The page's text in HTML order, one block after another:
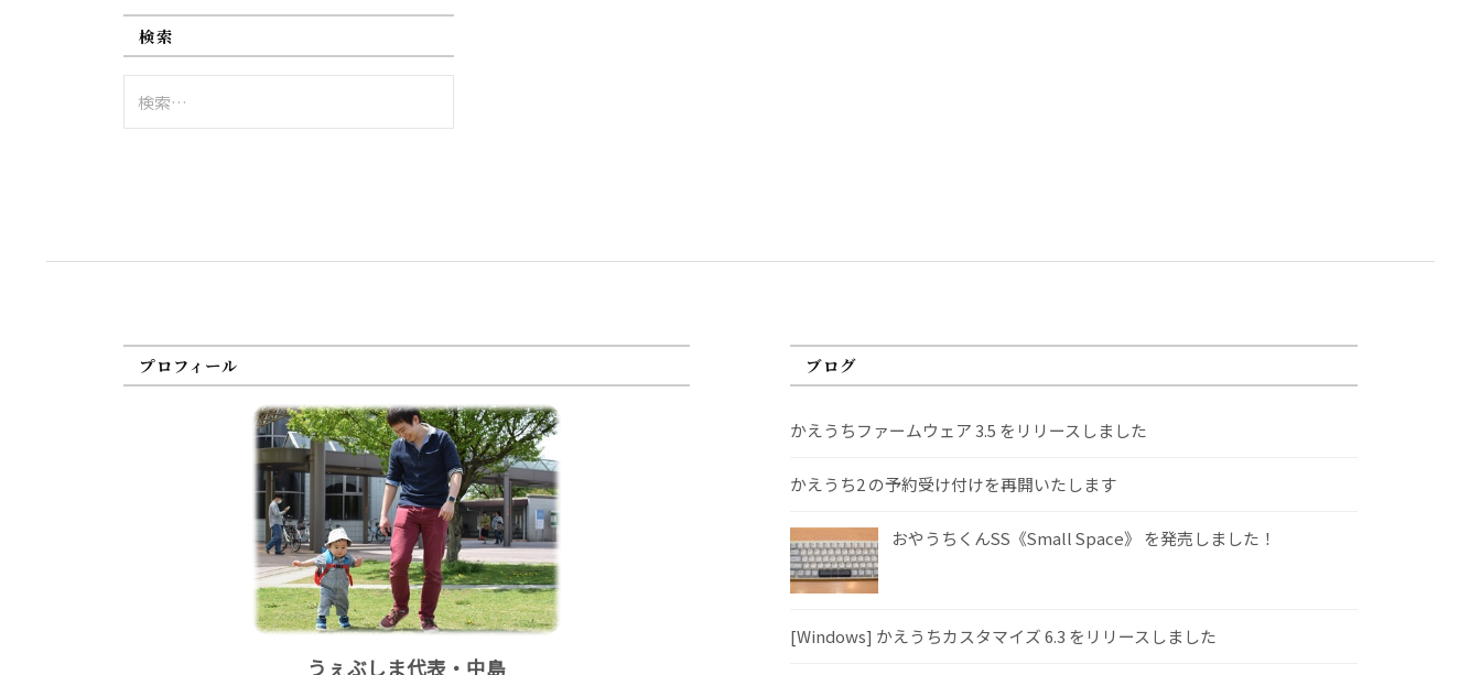
検索
索:
プロフィール
うぇぶしま代表・中島
ブログ
かえうちファームウェア 3.5 をリリースしました
かえうち2 の予約受け付けを再開いたします
おやうちくんSS《Small Space》 を発売しました！
[Windows] かえうちカスタマイズ 6.3 をリリースしました